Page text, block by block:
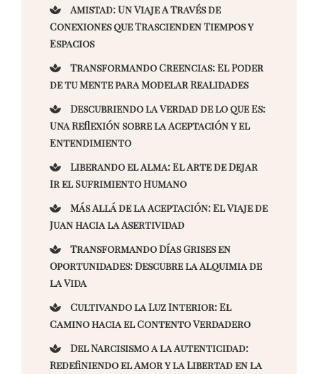
Amistad: Un Viaje A Través de
Conexiones que Trascienden Tiempos y
Espacios
Transformando Creencias: El Poder
de tu Mente para Modelar Realidades
Descubriendo la Verdad de lo que Es:
Una Reflexión sobre la Aceptación y el
Entendimiento
Liberando el Alma: El Arte de Dejar
Ir el Sufrimiento Humano
Más Allá de la Aceptación: El Viaje de
Juan hacia la Asertividad
Transformando Días Grises en
Oportunidades: Descubre la Alquimia de
la Vida
Cultivando la Luz Interior: El
Camino hacia el Contento Verdadero
Del Narcisismo a la Autenticidad:
Redefiniendo el Amor y la Libertad en la